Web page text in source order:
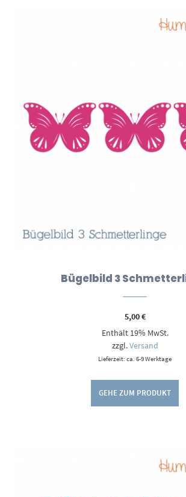
Bügelbild 3
5,00€
Enthält 19% MwSt.
zzgl.Versand
Lieferzeit: ca. 6-9 Werktage
GEHE ZUM PRODUKT